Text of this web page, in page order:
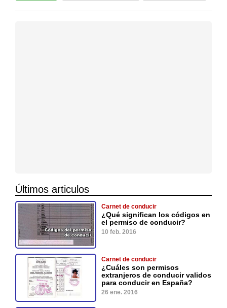
Últimos articulos
Carnet de conducir
¿Qué significan los códigos en
el permiso de conducir?
10 feb. 2016
Carnet de conducir
¿Cuáles son permisos
extranjeros de conducir validos
para conducir en España?
26 ene. 2016